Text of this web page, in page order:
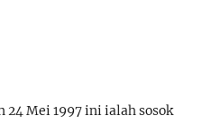
Mei 1997 ini ialah sosok